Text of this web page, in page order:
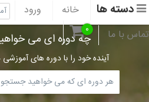
دسته ها خانه ورود
تماس با ما
۰
چه دوره ای می
آینده خود را با دوره های